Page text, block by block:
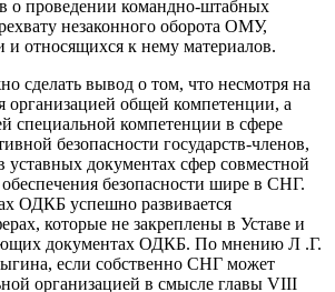
о проведении командно-штабных
незаконного оборота ОМУ,
и относящихся к нему материалов.
сделать вывод о том, что несмотря на
организацией общей компетенции, а
специальной компетенции в сфере
безопасности государств-членов,
уставных документах сфер совместной
обеспечения безопасности шире в СНГ.
ОДКБ успешно развивается
которые не закреплены в Уставе и
документах ОДКБ. По мнению Л .Г.
если собственно СНГ может
организацией в смысле главы VIII